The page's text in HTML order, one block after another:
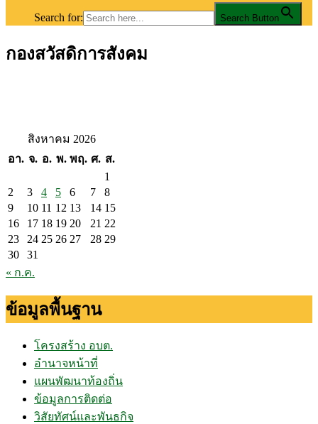
Search for: Search Button
อบต.ท่าสัก อ.พิชัย จ.อุตรดิตถ์
กองสวัสดิการสังคม
สิงหาคม 2026
อา. จ. อ. พ. พฤ. ศ. ส.
1
2
3 4 5 6 7
8
9
10 11 12 13 14 15
16
17 18 19 20 21 22
23
24 25 26 27 28 29
30
31
« ก.ค.
ข้อมูลพื้นฐาน
โครงสร้าง อบต.
อำนาจหน้าที่
แผนพัฒนาท้องถิ่น
ข้อมูลการติดต่อ
วิสัยทัศน์และพันธกิจ